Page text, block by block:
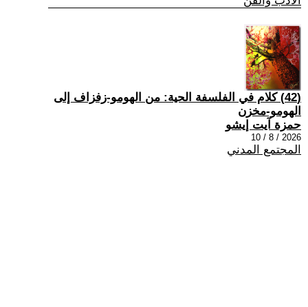
(42) كلام في الفلسفة الحية: من الهومو-زفزاف إلى
الهومو-مخزن
حمزة آيت إيشو
2026 / 8 / 10
المجتمع المدني